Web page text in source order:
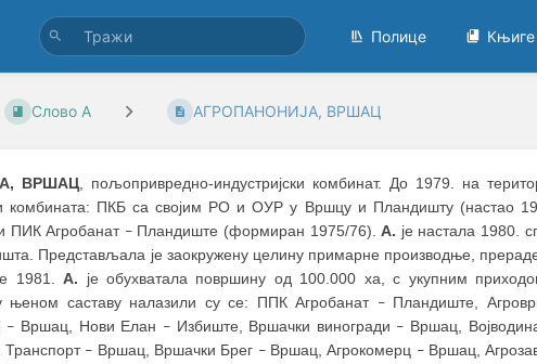
Полице Књиге
Слово А АГРОПАНОНИЈА, ВРШАЦ
ВРШАЦ, пољопривредно-индустријски комбинат. До 1979. на
комбината: ПКБ са својим РО и ОУР у Вршцу и Пландишту (настао
ПИК Агробанат –Пландиште (формиран 1975/76).А. је настaла 1980.
Представљала је заокружену целину примарне производње,
1981.А. је обухватала површину од 100.000 ха, с укупним
њеном саставу налазили су се: ППК Агробанат –Пландиште,
– Вршац, Нови Елан –Избиште, Вршачки виногради – Вршац,
– Вршац, Вршачки Брег –Вршац, Агрокомерц –Вршац,